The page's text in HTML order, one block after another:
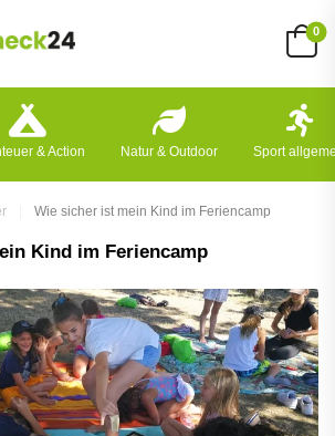
0
& Action Natur & Outdoor Sport
Wie sicher ist mein Kind im Feriencamp
Kind im Feriencamp